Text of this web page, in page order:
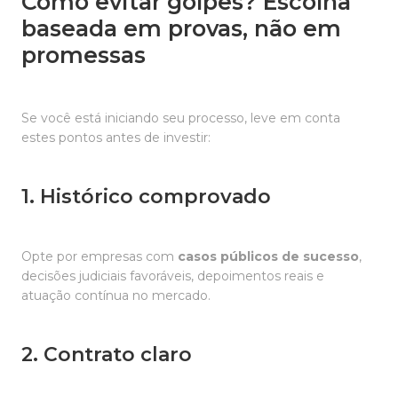
baseada em provas, não em
promessas
Se você está iniciando seu processo, leve em conta
estes pontos antes de investir:
1. Histórico comprovado
Opte por empresas com casos públicos de sucesso,
decisões judiciais favoráveis, depoimentos reais e
atuação contínua no mercado.
2. Contrato claro